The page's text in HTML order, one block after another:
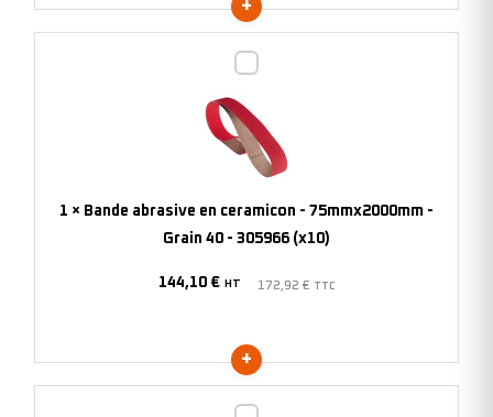
(x20)
en
ceramicon
40
(x10)
1 × Bande abrasive en ceramicon - 75mmx2000mm -
Grain 40 - 305966 (x10)
144,10 € HT 172,92 €